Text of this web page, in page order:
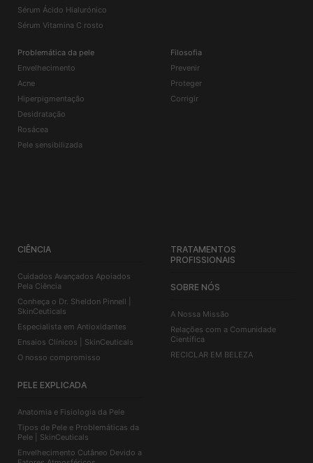
Sérum Ácido Hialurónico
Sérum Vitamina C rosto
Problemática da pele
Envelhecimento
Acne
Hiperpigmentação
Desidratação
Rosácea
Pele sensibilizada
Filosofia
Prevenir
Proteger
Corrigir
CIÊNCIA
Cuidados Avançados Apoiados
Pela Ciência
Conheça o Dr. Sheldon Pinnell |
SkinCeuticals
Especialista em Antioxidantes
Ensaios Clínicos | SkinCeuticals
O nosso compromisso
PELE EXPLICADA
Anatomia e Fisiologia da Pele
Tipos de Pele e Problemáticas da
Pele | SkinCeuticals
Envelhecimento Cutâneo Devido a
TRATAMENTOS
PROFISSIONAIS
SOBRE NÓS
A Nossa Missão
Relações com a Comunidade
Científica
RECICLAR EM BELEZA